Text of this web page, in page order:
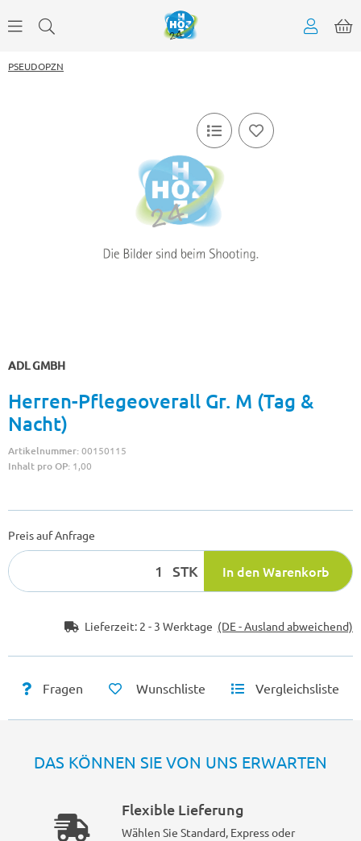
PSEUDOPZN
ADL GMBH
Herren-Pflegeoverall Gr. M (Tag &
Nacht)
Artikelnummer:00150115
Inhalt pro OP: 1,00
Preis auf Anfrage
STK In den Warenkorb
Lieferzeit: 2 - 3 Werktage (DE - Ausland abweichend)
Fragen Wunschliste Vergleichsliste
DAS KÖNNEN SIE VON UNS ERWARTEN
Flexible Lieferung
Wählen Sie Standard, Express oder